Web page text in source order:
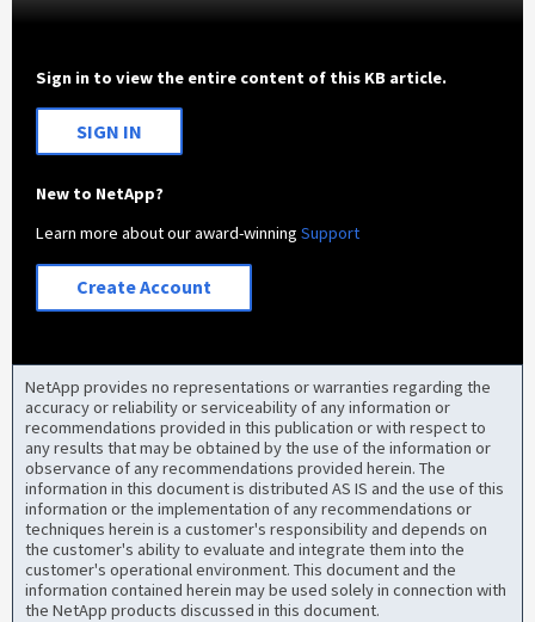
Sign in to view the entire content of this KB article.
SIGN IN
New to NetApp?
Learn more about our award-winningSupport
Create Account
NetApp provides no representations or warranties regarding the
accuracy or reliability or serviceability of any information or
recommendations provided in this publication or with respect to
any results that may be obtained by the use of the information or
observance of any recommendations provided herein. The
information in this document is distributed AS IS and the use of this
information or the implementation of any recommendations or
techniques herein is a customer's responsibility and depends on
the customer's ability to evaluate and integrate them into the
customer's operational environment. This document and the
information contained herein may be used solely in connection with
the NetApp products discussed in this document.